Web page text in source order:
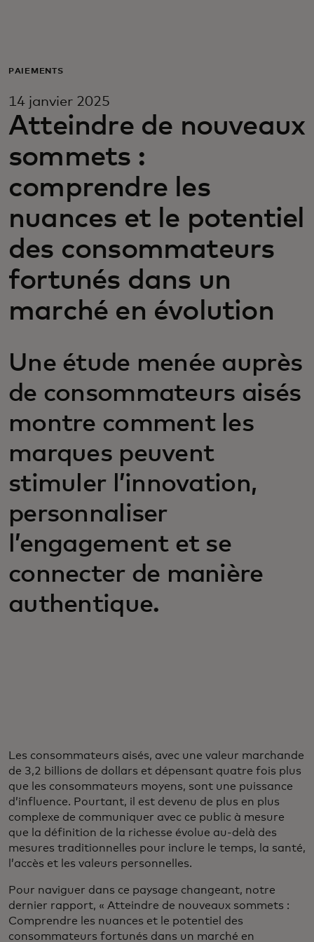
Pour les entreprises
Pour le monde
Pour les innovateurs
Actualités et tendances
PAIEMENTS
14 janvier 2025
Atteindre de nouveaux
sommets :
comprendre les
nuances et le potentiel
des consommateurs
fortunés dans un
marché en évolution
Une étude menée auprès
de consommateurs aisés
montre comment les
marques peuvent
stimuler l’innovation,
personnaliser
l’engagement et se
connecter de manière
authentique.
Les consommateurs aisés, avec une valeur marchande
de 3,2 billions de dollars et dépensant quatre fois plus
que les consommateurs moyens, sont une puissance
d’influence. Pourtant, il est devenu de plus en plus
complexe de communiquer avec ce public à mesure
que la définition de la richesse évolue au-delà des
mesures traditionnelles pour inclure le temps, la santé,
l’accès et les valeurs personnelles.
Pour naviguer dans ce paysage changeant, notre
dernier rapport, « Atteindre de nouveaux sommets :
Comprendre les nuances et le potentiel des
consommateurs fortunés dans un marché en